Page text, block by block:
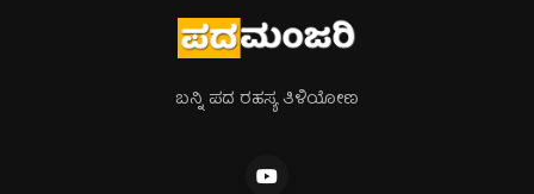
ಬನ್ನಿ ಪದ ರಹಸ್ಯ ತಿಳಿಯೋಣ